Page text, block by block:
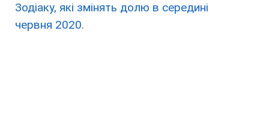
Зодіаку, які змінять долю в середині
червня 2020.